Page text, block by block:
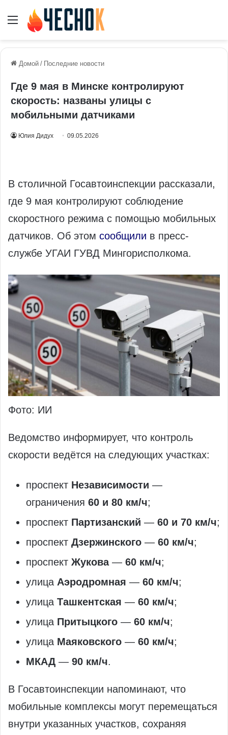
Меню
Домой / Последние новости
Где 9 мая в Минске контролируют
скорость: названы улицы с
мобильными датчиками
Юлия Дидух 09.05.2026
В столичной Госавтоинспекции рассказали,
где 9 мая контролируют соблюдение
скоростного режима с помощью мобильных
датчиков. Об этом сообщили в пресс-
службе УГАИ ГУВД Мингорисполкома.
Фото: ИИ
Ведомство информирует, что контроль
скорости ведётся на следующих участках:
проспект Независимости —
ограничения 60 и 80 км/ч;
проспект Партизанский — 60 и 70 км/ч;
проспект Дзержинского — 60 км/ч;
проспект Жукова— 60 км/ч;
улица Аэродромная — 60 км/ч;
улица Ташкентская — 60 км/ч;
улица Притыцкого — 60 км/ч;
улица Маяковского — 60 км/ч;
МКАД — 90 км/ч.
В Госавтоинспекции напоминают, что
мобильные комплексы могут перемещаться
внутри указанных участков, сохраняя